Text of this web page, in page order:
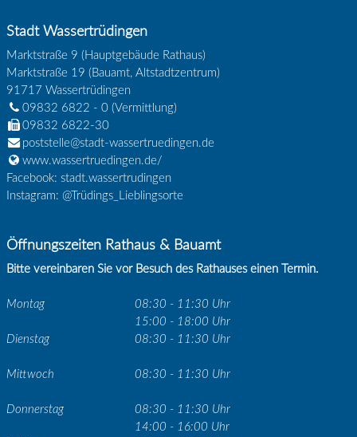
Stadt Wassertrüdingen
Marktstraße 9 (Hauptgebäude Rathaus)
Marktstraße 19 (Bauamt, Altstadtzentrum)
91717 Wassertrüdingen
09832 6822 - 0(Vermittlung)
09832 6822-30
poststelle@stadt-wassertruedingen.de
www.wassertruedingen.de/
Facebook: stadt.wassertrudingen
Instagram: @Trüdings_Lieblingsorte
Öffnungszeiten Rathaus & Bauamt
Bitte vereinbaren Sie vor Besuch des Rathauses einen Termin.
Montag
08:30 - 11:30 Uhr
15:00 - 18:00 Uhr
Dienstag
08:30 - 11:30 Uhr
Mittwoch 08:30 - 11:30 Uhr
Donnerstag
08:30 - 11:30 Uhr
14:00 - 16:00 Uhr